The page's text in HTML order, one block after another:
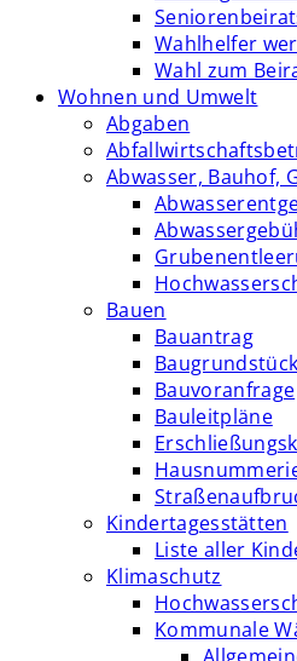
Wahlhelfer
Wahl zum
Wohnen und Umwelt
Abgaben
Abwasser, Bauhof,
Bauen
Bauantrag
Baugrundstück
Bauvoranfrage
Bauleitpläne
Kindertagesstätten
Liste aller
Klimaschutz
Kommunale